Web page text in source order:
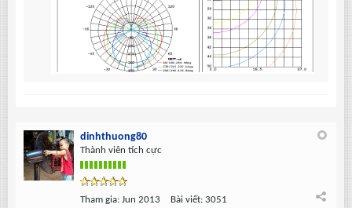
dinhthuong80
Thành viên tích cực
Tham gia: Jun 2013 Bài viết: 3051